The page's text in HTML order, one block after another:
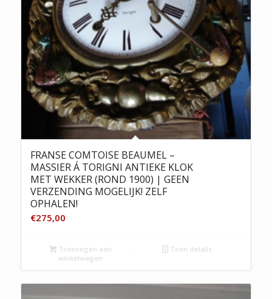
FRANSE COMTOISE BEAUMEL –
MASSIER Á TORIGNI ANTIEKE KLOK
MET WEKKER (ROND 1900) | GEEN
VERZENDING MOGELIJK! ZELF
OPHALEN!
€275,00
Toevoegen aan
winkelwagen
Toon details